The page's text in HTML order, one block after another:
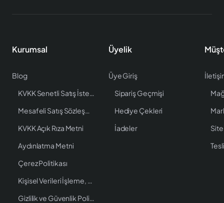
Kurumsal
Blog
KVKK Senetli Satış İstenen Bilgiler
Mesafeli Satış Sözleşmesi
KVKK Açık Rıza Metni
Aydınlatma Metni
Çerez Politikası
Kişisel Verileri İşleme, Saklama ve İmha Politikası
Gizlilik ve Güvenlik Politikası
Üyelik
Üye Giriş
Sipariş Geçmişi
Hediye Çekleri
İadeler
Site